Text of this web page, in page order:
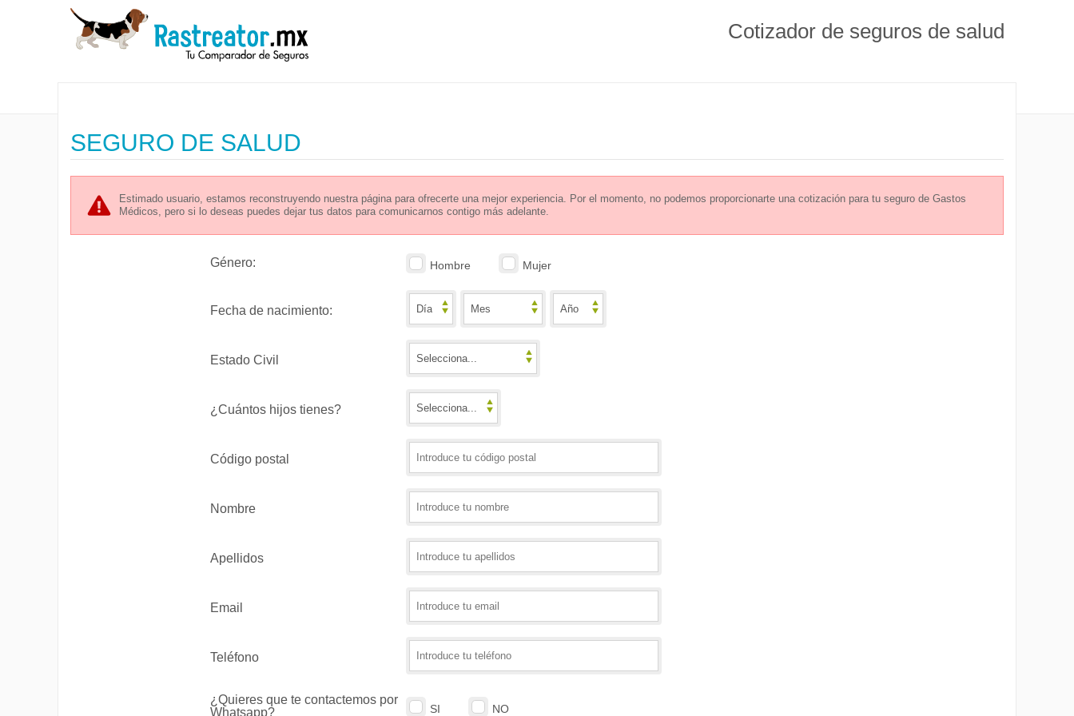
Cotizador de seguros de salud
SEGURO DE SALUD
Estimado usuario, estamos reconstruyendo nuestra página para ofrecerte una mejor experiencia. Por el momento, no podemos proporcionarte una cotización para tu seguro de Gastos
Médicos, pero si lo deseas puedes dejar tus datos para comunicarnos contigo más adelante.
Género: Hombre Mujer
Fecha de nacimiento:
Estado Civil
¿Cuántos hijos tienes?
Código postal
Nombre
Apellidos
Email
Teléfono
¿Quieres que te contactemos por
Whatsapp?
SI NO